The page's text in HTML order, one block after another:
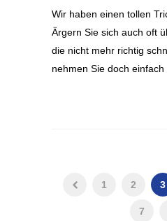
Wir haben einen tollen
Ärgern Sie sich auch oft
die nicht mehr richtig
nehmen Sie doch einfach
1 2 3
7